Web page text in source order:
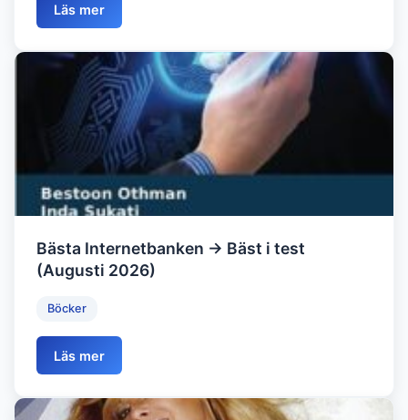
Läs mer
Bästa Internetbanken → Bäst i test
(Augusti 2026)
Böcker
Läs mer